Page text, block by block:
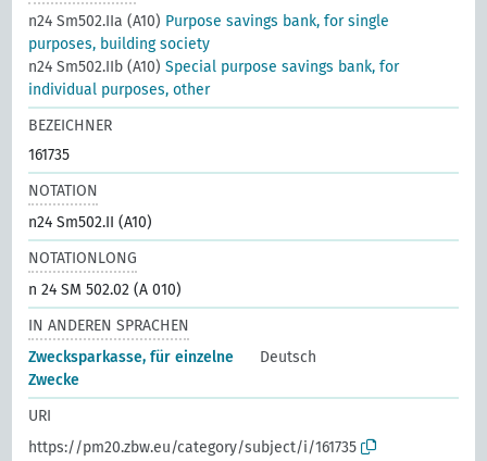
n24 Sm502.IIa (A10) Purpose savings bank, for single
purposes, building society
n24 Sm502.IIb (A10)Special purpose savings bank, for
individual purposes, other
BEZEICHNER
161735
NOTATION
n24 Sm502.II (A10)
NOTATIONLONG
n 24 SM 502.02 (A 010)
IN ANDEREN SPRACHEN
Zwecksparkasse, für einzelne
Zwecke
Deutsch
URI
https://pm20.zbw.eu/category/subject/i/161735